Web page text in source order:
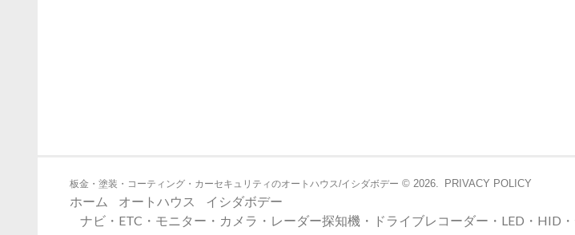
板金・塗装・コーティング・カーセキュリティのオートハウス/イシダボデー © 2026. PRIVACY POLICY
ホーム オートハウス
イシダボデー
ナビ・ETC・モニター・カメラ・レーダー探知機・ドライブレコーダー・LED・HID